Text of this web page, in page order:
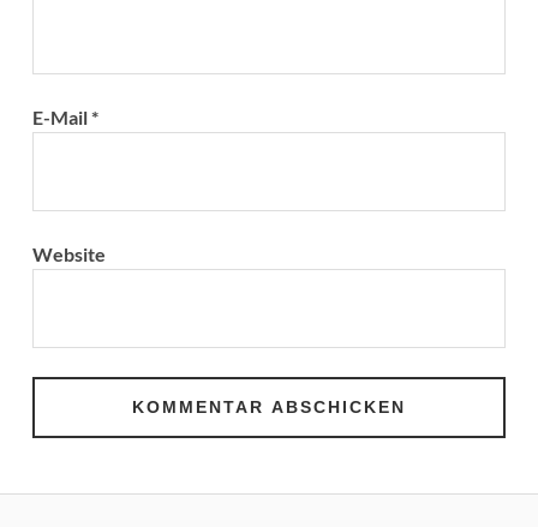
E-Mail*
Website